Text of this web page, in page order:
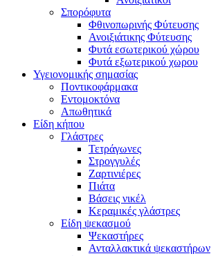
Σπορόφυτα
Φθινοπωρινής Φύτευσης
Ανοιξιάτικης Φύτευσης
Φυτά εσωτερικού χώρου
Φυτά εξωτερικού χωρου
Υγειονομικής σημασίας
Ποντικοφάρμακα
Εντομοκτόνα
Απωθητικά
Είδη κήπου
Γλάστρες
Τετράγωνες
Στρογγυλές
Ζαρτινιέρες
Πιάτα
Βάσεις νικέλ
Κεραμικές γλάστρες
Είδη ψεκασμού
Ψεκαστήρες
Ανταλλακτικά ψεκαστήρων